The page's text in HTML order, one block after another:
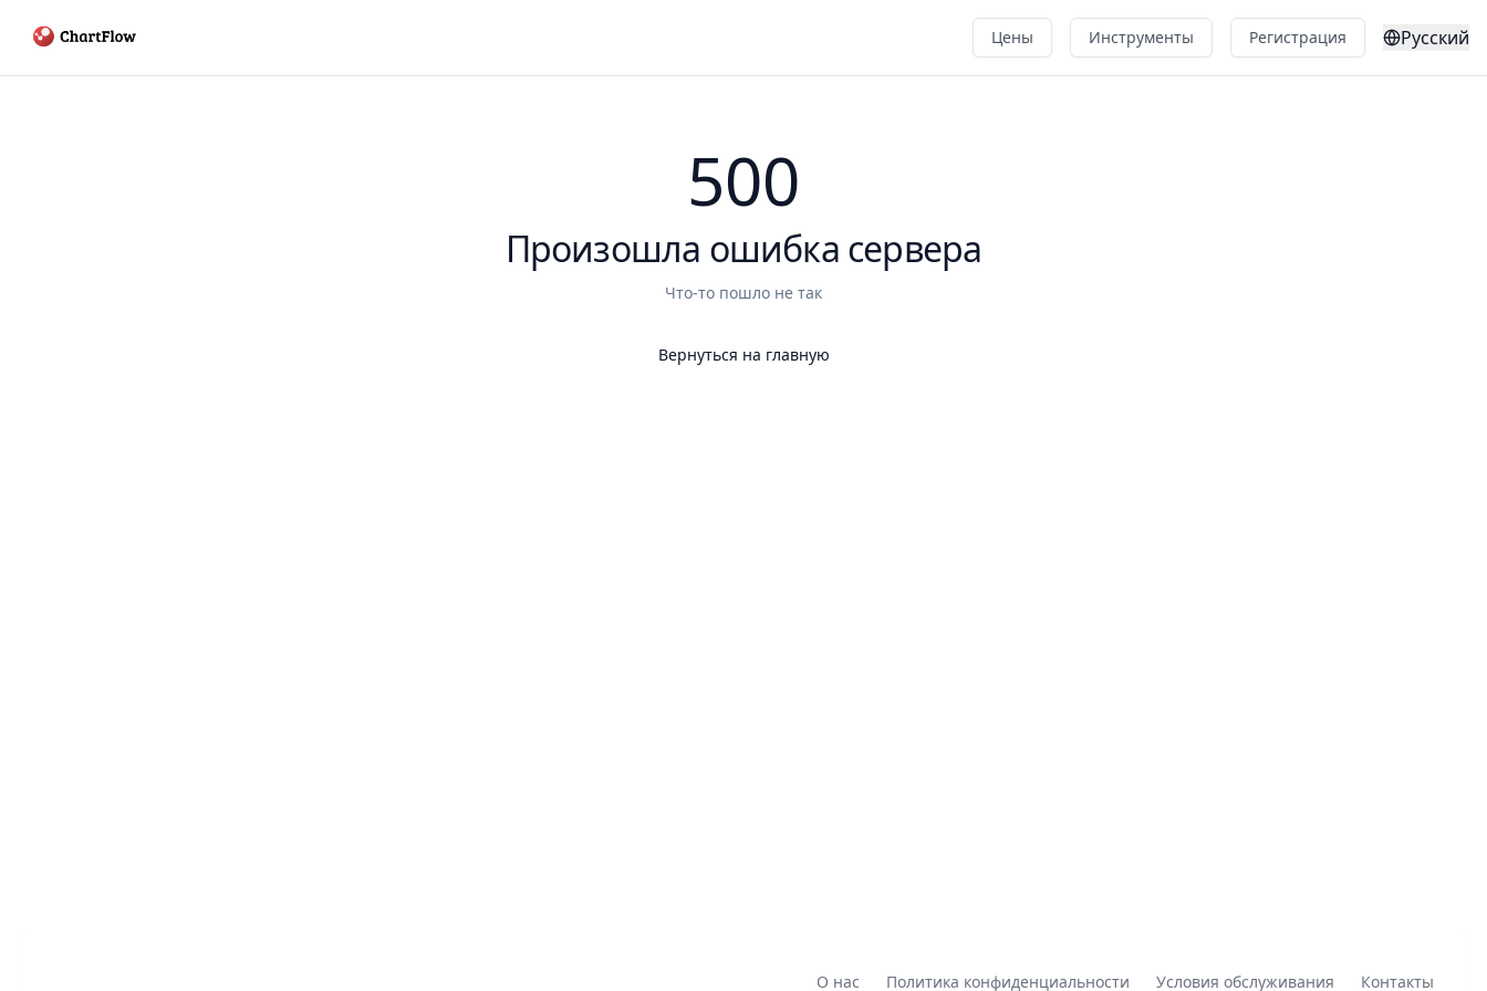
Цены Инструменты Регистрация Русский
500
Произошла ошибка сервера
Что-то пошло не так
Вернуться на главную
О нас Политика конфиденциальности Условия обслуживания Контакты